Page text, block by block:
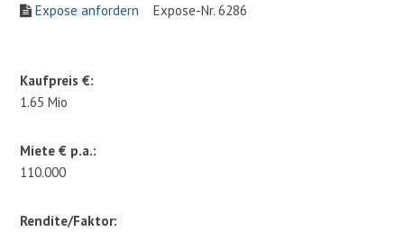
Expose anfordern Expose-Nr. 6286
Kaufpreis €:
1.65 Mio
Miete € p.a.:
110.000
Rendite/Faktor: